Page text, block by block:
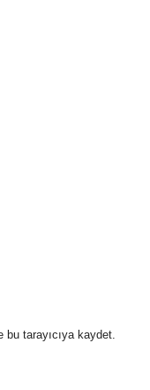
bu tarayıcıya kaydet.